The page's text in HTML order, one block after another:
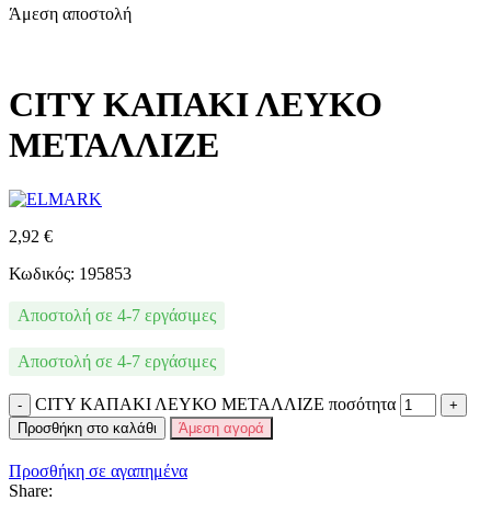
Άμεση αποστολή
CITY ΚΑΠΑΚΙ ΛΕΥΚΟ
ΜΕΤΑΛΛΙΖΕ
2,92 €
Κωδικός: 195853
Αποστολή σε 4-7 εργάσιμες
Αποστολή σε 4-7 εργάσιμες
CITY ΚΑΠΑΚΙ ΛΕΥΚΟ ΜΕΤΑΛΛΙΖΕ ποσότητα
Προσθήκη στο καλάθι Άμεση αγορά
Προσθήκη σε αγαπημένα
Share: